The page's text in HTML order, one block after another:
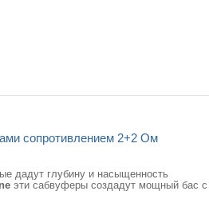
сопротивлением 2+2 Ом
дадут глубину и насыщенность
эти сабвуферы создадут мощный бас с